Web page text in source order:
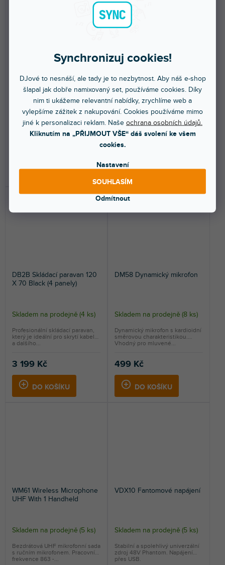
Synchronizuj cookies!
DJové to nesnáší, ale tady je to nezbytnost. Aby náš e-shop
šlapal jak dobře namixovaný set, používáme cookies. Díky
nim ti ukážeme relevantní nabídky, zrychlíme web a
vylepšíme zážitek z nakupování. Cookies používáme mimo
jiné k personalizaci reklam. Naše ochrana osobních údajů.
Kliknutím na „PŘIJMOUT VŠE“ dáš svolení ke všem
cookies.
Nastavení
Odmítnout
SOUHLASÍM
BP10 Bodypack microphone
Skladem na prodejně 2 ks)
DO KOŠÍKU
Bodypack bezdrátový vysílač pro
mobilní zvukové systémy. Sada s
klopovým a...
mikrofonní set 3 ks
Průměrné
hodnocení
produktu
je
3,0
5
hvězdiček.
Skladem na prodejně (2 ks
879 Kč
DO KOŠÍKU
VX1800S je sada kardioidních
dynamických mikrofonů pro
všeobecné použití,...
DB2B Skládací paravan 120
X 70 Black (4 panely)
Skladem na prodejně (4 ks)
3 199 Kč
DO KOŠÍKU
Profesionální skládací paravan,
který je ideální pro skrytí kabelů
a dalšího...
DM58 Dynamický mikrofon
Skladem na prodejně (8 ks)
499 Kč
DO KOŠÍKU
Dynamický mikrofon s kardioidní
směrovou charakteristikou.
Vhodný pro mluvené...
WM61 Wireless Microphone
UHF With 1 Handheld
Skladem na prodejně (5 ks)
Bezdrátová UHF mikrofonní sada
s ručním mikrofonem. Pracovní
frekvence 863 -...
VDX10 Fantomové napájení
Skladem na prodejně (5 ks)
Stabilní a spolehlivý univerzální
zdroj 48V Phantom. Napájení
přes USB.